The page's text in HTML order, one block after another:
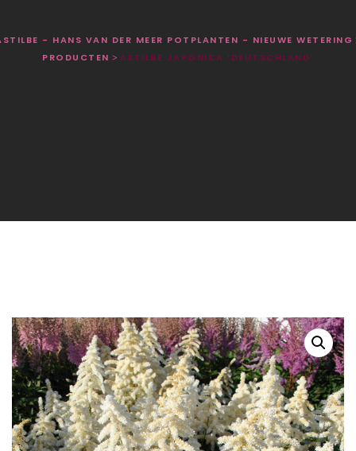
- HANS VAN DER MEER POTPLANTEN - NIEUWE WETERING
PRODUCTEN > ASTILBE JAPONICA ‘DEUTSCHLAND’